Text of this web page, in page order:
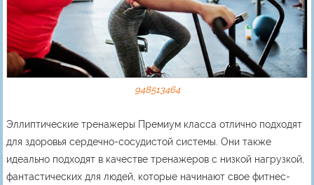
948513464
Эллиптические тренажеры Премиум класса отлично подходят
для здоровья сердечно-сосудистой системы. Они также
идеально подходят в качестве тренажеров с низкой нагрузкой,
фантастических для людей, которые начинают свое фитнес-